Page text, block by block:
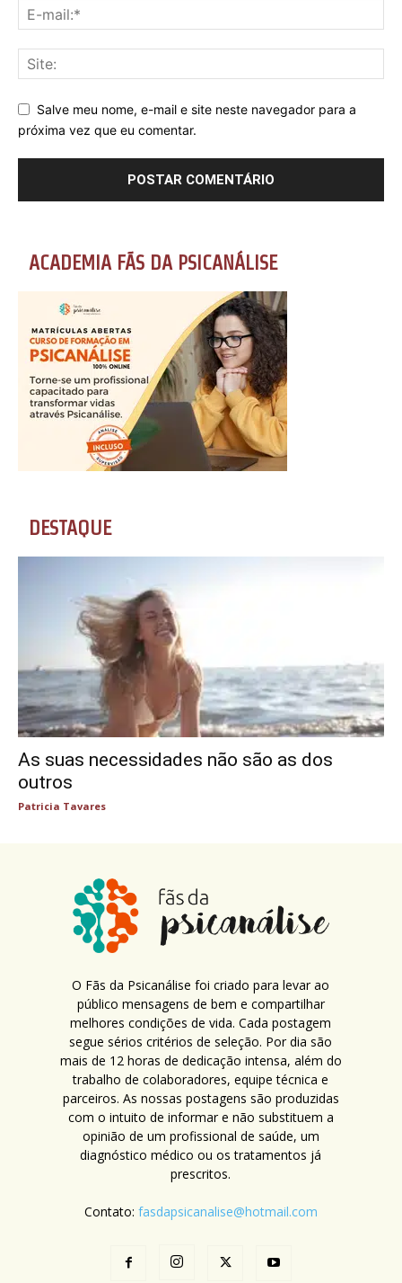
Salve meu nome, e-mail e site neste navegador para a
próxima vez que eu comentar.
ACADEMIA FÃS DA PSICANÁLISE
DESTAQUE
As suas necessidades não são as dos
outros
Patricia Tavares
O Fãs da Psicanálise foi criado para levar ao
público mensagens de bem e compartilhar
melhores condições de vida. Cada postagem
segue sérios critérios de seleção. Por dia são
mais de 12 horas de dedicação intensa, além do
trabalho de colaboradores, equipe técnica e
parceiros. As nossas postagens são produzidas
com o intuito de informar e não substituem a
opinião de um profissional de saúde, um
diagnóstico médico ou os tratamentos já
prescritos.
Contato: fasdapsicanalise@hotmail.com